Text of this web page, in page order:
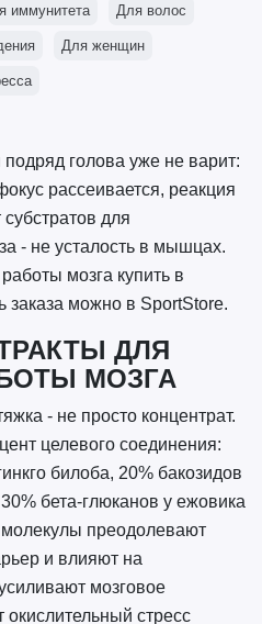
иммунитета Для волос
Для женщин
голова уже не варит:
рассеивается, реакция
для
- не усталость в мышцах.
мозга купить в
заказа можно в SportStore.
ДЛЯ
МОЗГА
- не просто концентрат.
целевого соединения:
билоба, 20% бакозидов
бета-глюканов у ежовика
молекулы преодолевают
и влияют на
мозговое
стресс